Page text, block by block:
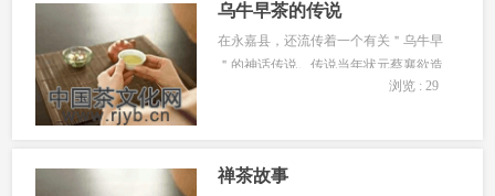
乌牛早茶的传说
在永嘉县，还流传着一个有关＂乌牛早
＂的神话传说。传说当年状元蔡襄欲造
洛阳桥，却苦于无钱，为此十分忧烦。
浏览 : 29
禅茶故事